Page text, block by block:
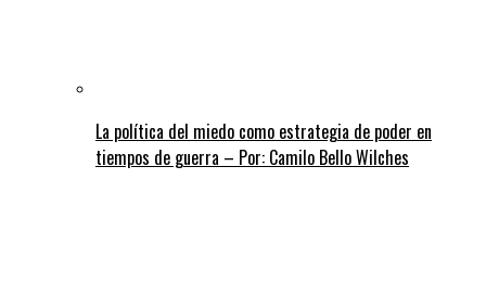
La política del miedo como estrategia de poder en
tiempos de guerra – Por: Camilo Bello Wilches